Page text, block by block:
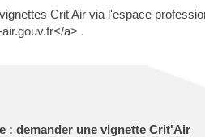
Crit'Air via l'espace
a> .
: demander une vignette Crit'Air